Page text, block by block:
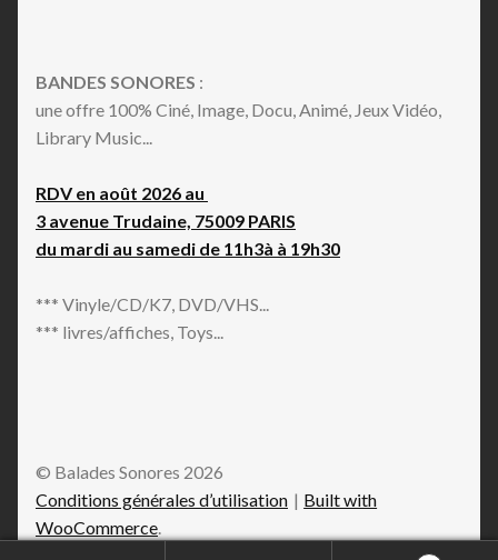
BANDES SONORES :
une offre 100% Ciné, Image, Docu, Animé, Jeux Vidéo,
Library Music...
RDV en août 2026 au
3 avenue Trudaine, 75009 PARIS
du mardi au samedi de 11h3à à 19h30
*** Vinyle/CD/K7, DVD/VHS...
*** livres/affiches, Toys...
© Balades Sonores 2026
Conditions générales d’utilisation
Built with
WooCommerce.